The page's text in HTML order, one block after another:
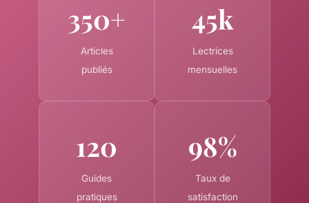
350+
Articles
publiés
45k
Lectrices
mensuelles
120
Guides
pratiques
98%
Taux de
satisfaction